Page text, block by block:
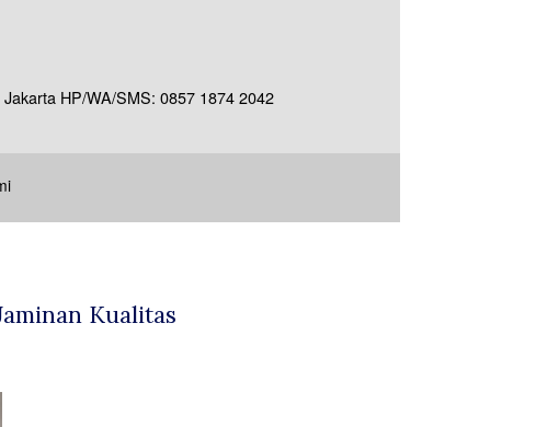
HP/WA/SMS: 0857 1874 2042
Kualitas